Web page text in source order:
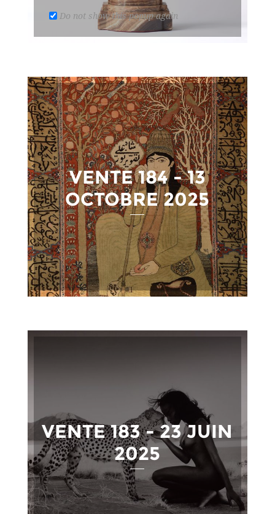
VENTE 184 - 13
OCTOBRE 2025
VENTE 183 - 23 JUIN
2025
Do not show this popup again